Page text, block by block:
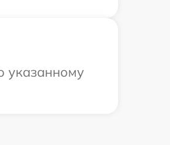
указанному